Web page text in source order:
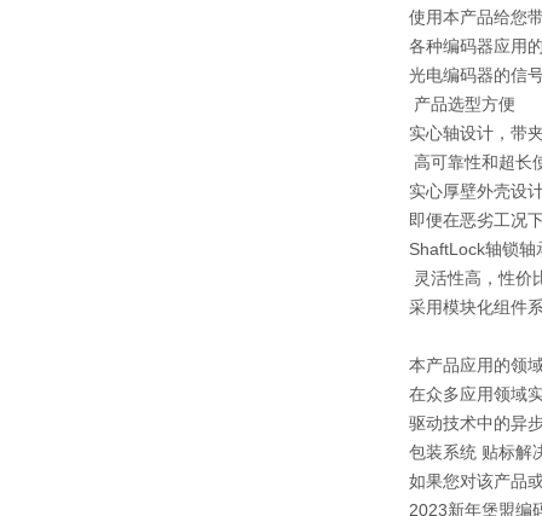
使用本产品给您
各种编码器应用
光电编码器的信
产品选型方便
实心轴设计，带
高可靠性和超长
实心厚壁外壳设
即便在恶劣工况
ShaftLock轴锁轴
灵活性高，性价
采用模块化组件
本产品应用的领
在众多应用领域
驱动技术中的异
包装系统 贴标解
如果您对该产品
2023新年堡盟编